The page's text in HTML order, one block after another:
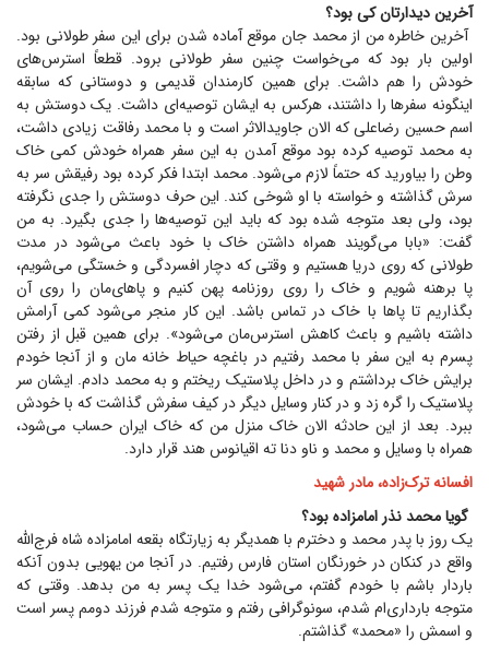
آخرین دیدارتان کی بود؟
آخرین خاطره من از محمد جان موقع آماده شدن برای این سفر طولانی بود.
اولین بار بود که می‌خواست چنین سفر طولانی برود. قطعاً استرس‌های
خودش را هم داشت. برای همین کارمندان قدیمی و دوستانی که سابقه
اینگونه سفر‌ها را داشتند، هرکس به ایشان توصیه‌ای داشت. یک دوستش به
اسم حسین رضا‌علی که الان جاوید‌الاثر است و با محمد رفاقت زیادی داشت،
به محمد توصیه کرده بود موقع آمدن به این سفر همراه خودش کمی خاک
وطن را بیاورید که حتماً لازم می‌شود. محمد ابتدا فکر کرده بود رفیقش سر به
سرش گذاشته و خواسته با او شوخی کند. این حرف دوستش را جدی نگرفته
بود، ولی بعد متوجه شده بود که باید این توصیه‌ها را جدی بگیرد. به من
گفت: «بابا می‌گویند همراه داشتن خاک با خود باعث می‌شود در مدت
طولانی که روی دریا هستیم و وقتی که دچار افسردگی و خستگی می‌شویم،
پا برهنه شویم و خاک را روی روزنامه پهن کنیم و پاهای‌مان را روی آن
بگذاریم تا پا‌ها با خاک در تماس باشد. این کار منجر می‌شود کمی آرامش
داشته باشیم و باعث کاهش استرس‌مان می‌شود». برای همین قبل از رفتن
پسرم به این سفر با محمد رفتیم در باغچه حیاط خانه مان و از آنجا خودم
برایش خاک برداشتم و در داخل پلاستیک ریختم و به محمد دادم. ایشان سر
پلاستیک را گره زد و در کنار وسایل دیگر در کیف سفرش گذاشت که با خودش
ببرد. بعد از این حادثه الان خاک منزل من که خاک ایران حساب می‌شود،
همراه با وسایل و محمد و ناو دنا ته اقیانوس هند قرار دارد.
افسانه ترک‌زاده، مادر شهید
گویا محمد نذر امامزاده بود؟
یک روز با پدر محمد و دخترم با همدیگر به زیارتگاه بقعه امامزاده شاه فرج‌الله
واقع در کنکان در خورنگان استان فارس رفتیم. در آنجا من یهویی بدون آنکه
باردار باشم با خودم گفتم، می‌شود خدا یک پسر به من بدهد. وقتی که
متوجه بارداری‌ام شدم، سونوگرافی رفتم و متوجه شدم فرزند دومم پسر است
و اسمش را «محمد» گذاشتم.